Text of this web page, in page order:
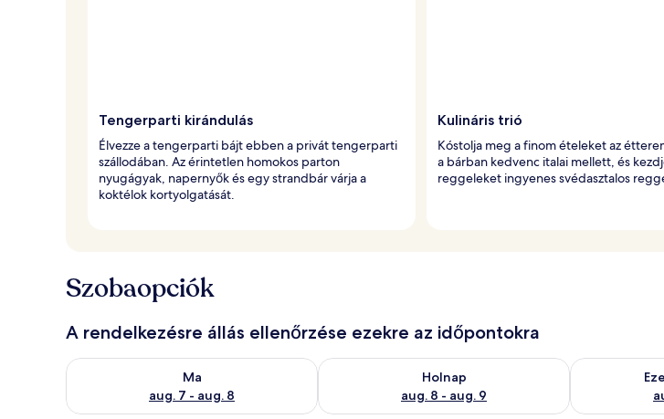
Tengerparti kirándulás
Élvezze a tengerparti bájt ebben a privát tengerparti
szállodában. Az érintetlen homokos parton
nyugágyak, napernyők és egy strandbár várja a
koktélok kortyolgatását.
Kulináris trió
Kóstolja meg a finom ételeket az
a bárban kedvenc italai mellett, és
reggeleket ingyenes svédasztalos
Szobaopciók
A rendelkezésre állás ellenőrzése ezekre az időpontokra
Ma
aug. 7 - aug. 8
A ma esti rendelkezésre állás ellenőrzése: aug. 7 - aug. 8
Holnap
aug. 8 - aug. 9
A holnapi rendelkezésre állás ellenőrzése: aug. 8 -
A mostani